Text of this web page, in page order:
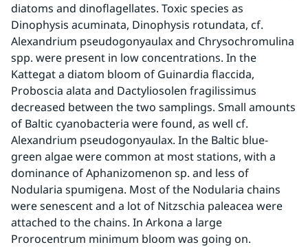
diatoms and dinoflagellates. Toxic species as
Dinophysis acuminata, Dinophysis rotundata, cf.
Alexandrium pseudogonyaulax and Chrysochromulina
spp. were present in low concentrations. In the
Kattegat a diatom bloom of Guinardia flaccida,
Proboscia alata and Dactyliosolen fragilissimus
decreased between the two samplings. Small amounts
of Baltic cyanobacteria were found, as well cf.
Alexandrium pseudogonyaulax. In the Baltic blue-
green algae were common at most stations, with a
dominance of Aphanizomenon sp. and less of
Nodularia spumigena. Most of the Nodularia chains
were senescent and a lot of Nitzschia paleacea were
attached to the chains. In Arkona a large
Prorocentrum minimum bloom was going on.